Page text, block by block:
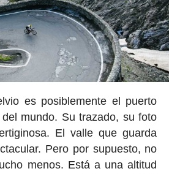
es posiblemente el puerto
mundo. Su trazado, su foto
El valle que guarda
Pero por supuesto, no
menos. Está a una altitud